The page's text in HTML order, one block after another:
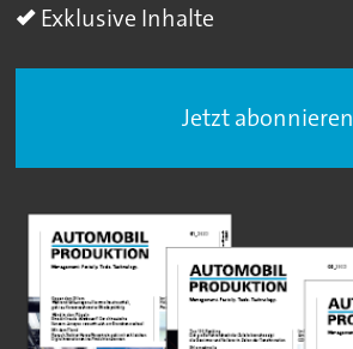
Exklusive Inhalte
Jetzt abonnieren